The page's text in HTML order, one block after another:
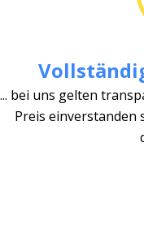
... bei uns gelten
Preis einverstanden